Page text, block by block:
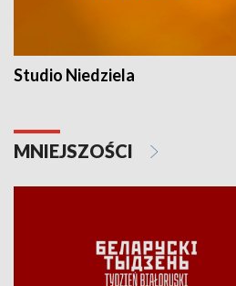
Studio Niedziela
MNIEJSZOŚCI